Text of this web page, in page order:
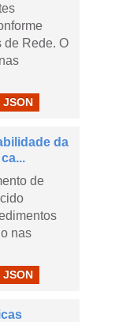
de Rede. O
JSON
da
de
nas
JSON